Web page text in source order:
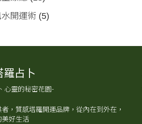
開運術 (5)
羅占卜
心靈的秘密花園-
，質感塔羅開運品牌，從內在到外在，
好生活